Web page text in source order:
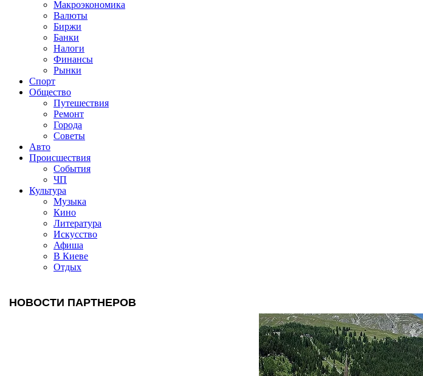
Макроэкономика
Валюты
Биржи
Банки
Налоги
Финансы
Рынки
Спорт
Общество
Путешествия
Ремонт
Города
Советы
Авто
Происшествия
События
ЧП
Культура
Музыка
Кино
Литература
Искусство
Афиша
В Киеве
Отдых